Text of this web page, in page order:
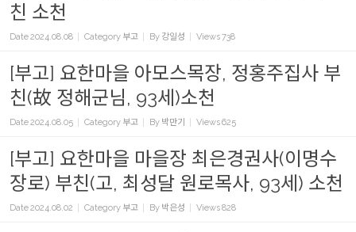
친 소천
Date2024.08.08 Category 부고 By 강일성 Views738
[부고] 요한마을 아모스목장, 정홍주집사 부
친(故 정해군님, 93세)소천
Date2024.08.05 Category 부고 By 박만기 Views625
[부고] 요한마을 마을장 최은경권사(이명수
장로) 부친(고, 최성달 원로목사, 93세) 소천
Date2024.08.02 Category 부고 By 박은성 Views828